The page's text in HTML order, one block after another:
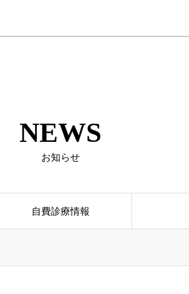
NEWS
お知らせ
自費診療情報